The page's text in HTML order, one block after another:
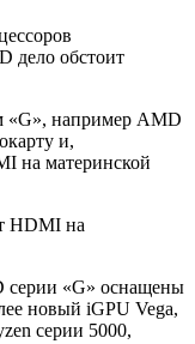
обстоит
«G», например AMD
и,
на материнской
HDMI на
серии «G» оснащены
новый iGPU Vega,
серии 5000,